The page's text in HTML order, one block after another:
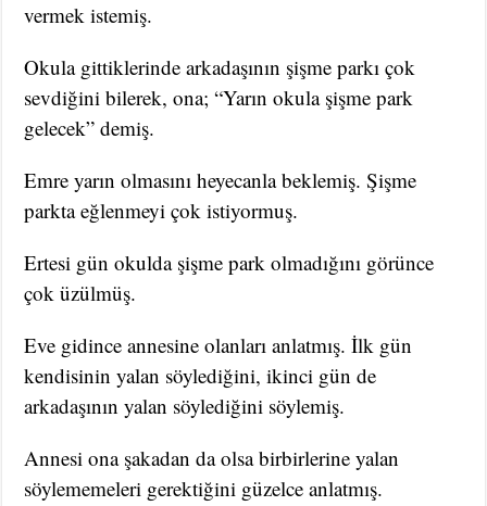
vermek istemiş.
Okula gittiklerinde arkadaşının şişme parkı çok
sevdiğini bilerek, ona; “Yarın okula şişme park
gelecek” demiş.
Emre yarın olmasını heyecanla beklemiş. Şişme
parkta eğlenmeyi çok istiyormuş.
Ertesi gün okulda şişme park olmadığını görünce
çok üzülmüş.
Eve gidince annesine olanları anlatmış. İlk gün
kendisinin yalan söylediğini, ikinci gün de
arkadaşının yalan söylediğini söylemiş.
Annesi ona şakadan da olsa birbirlerine yalan
söylememeleri gerektiğini güzelce anlatmış.